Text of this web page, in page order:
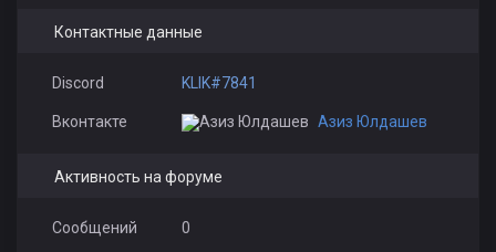
Контактные данные
Discord KLIK#7841
Вконтакте Азиз Юлдашев
Активность на форуме
Сообщений 0